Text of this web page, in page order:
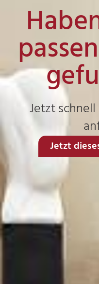
Jetzt
Jetzt